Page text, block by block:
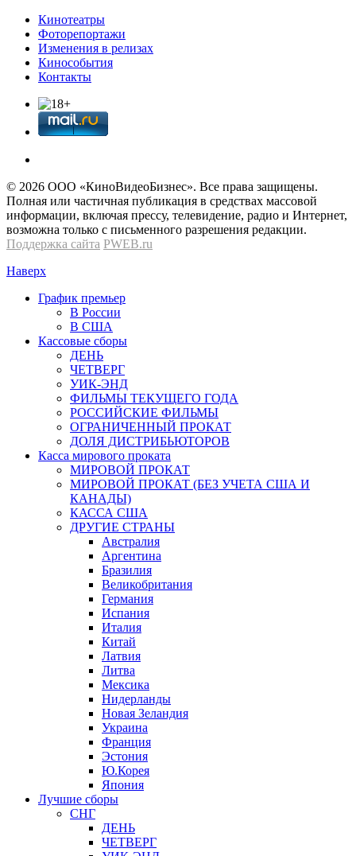
Кинотеатры
Фоторепортажи
Изменения в релизах
Кинособытия
Контакты
© 2026 OOО «КиноВидеоБизнес». Все права защищены.
Полная или частичная публикация в средствах массовой
информации, включая прессу, телевидение, радио и Интернет,
возможна только с письменного разрешения редакции.
Поддержка сайта PWEB.ru
Наверх
График премьер
В России
В США
Кассовые сборы
ДЕНЬ
ЧЕТВЕРГ
УИК-ЭНД
ФИЛЬМЫ ТЕКУЩЕГО ГОДА
РОССИЙСКИЕ ФИЛЬМЫ
ОГРАНИЧЕННЫЙ ПРОКАТ
ДОЛЯ ДИСТРИБЬЮТОРОВ
Касса мирового проката
МИРОВОЙ ПРОКАТ
МИРОВОЙ ПРОКАТ (БЕЗ УЧЕТА США И
КАНАДЫ)
КАССА США
ДРУГИЕ СТРАНЫ
Австралия
Аргентина
Бразилия
Великобритания
Германия
Испания
Италия
Китай
Латвия
Литва
Мексика
Нидерланды
Новая Зеландия
Украина
Франция
Эстония
Ю.Корея
Япония
Лучшие сборы
СНГ
ДЕНЬ
ЧЕТВЕРГ